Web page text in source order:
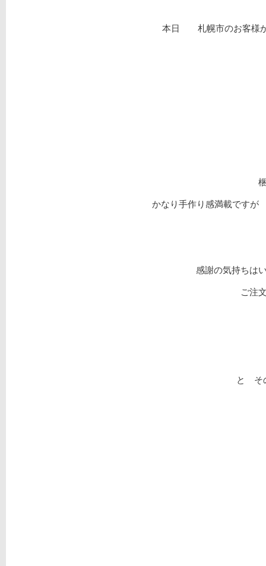
本日 札幌市のお客様か
かなり手作り感満載です
感謝の気持ちは
ご注
と そ